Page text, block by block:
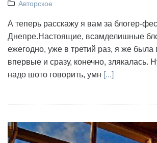
Авторское
А теперь расскажу я вам за блогер-
Днепре.Настоящие, всамделишные
ежегодно, уже в третий раз, я же была
впервые и сразу, конечно, злякалась.
надо шото говорить, умн [...]